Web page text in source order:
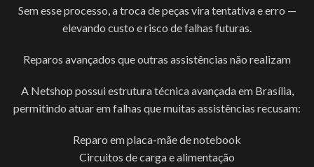
Sem esse processo, a troca de peças vira tentativa e erro —
elevando custo e risco de falhas futuras.
Reparos avançados que outras assistências não realizam
A Netshop possui estrutura técnica avançada em Brasília,
permitindo atuar em falhas que muitas assistências recusam:
Reparo em placa-mãe de notebook
Circuitos de carga e alimentação